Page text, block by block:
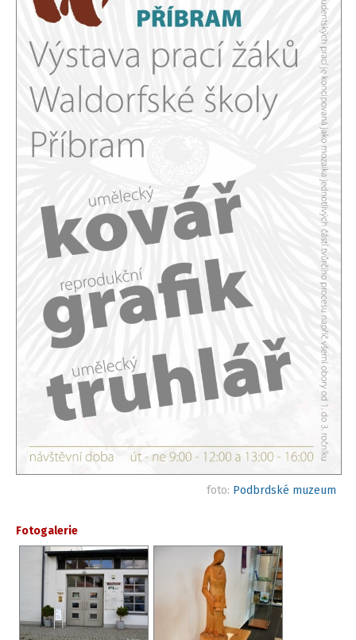
foto: Podbrdské muzeum
Fotogalerie